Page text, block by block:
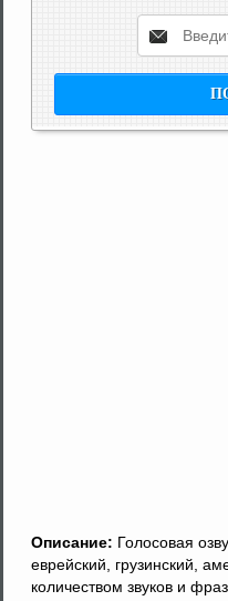
Описание: Голосовая
еврейский, грузинский,
количеством звуков и